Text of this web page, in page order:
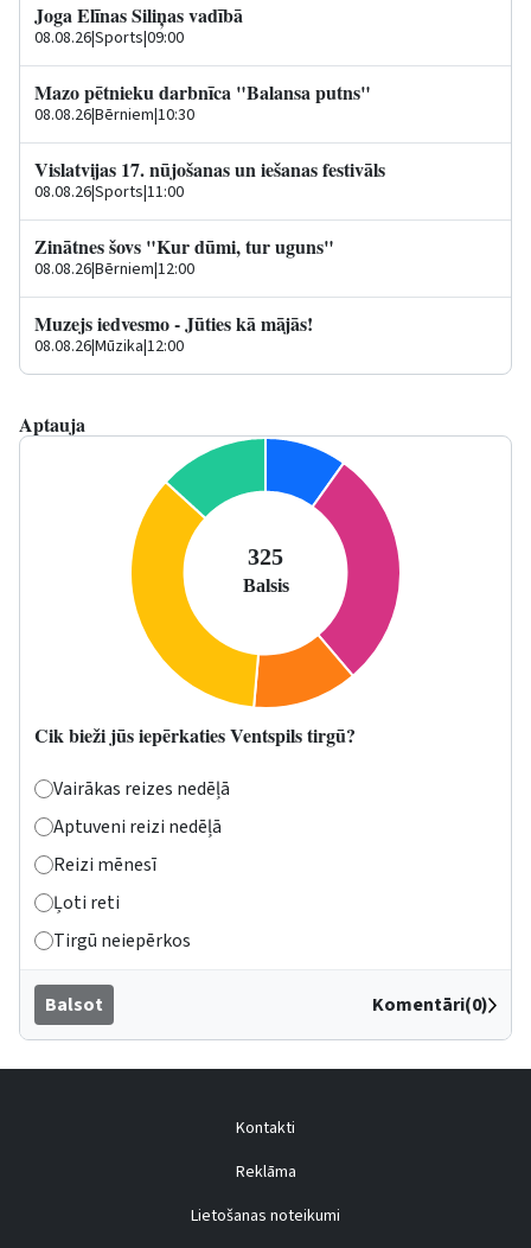
Joga Elīnas Siliņas vadībā
08.08.26|Sports|09:00
Mazo pētnieku darbnīca "Balansa putns"
08.08.26|Bērniem|10:30
Vislatvijas 17. nūjošanas un iešanas festivāls
08.08.26|Sports|11:00
Zinātnes šovs "Kur dūmi, tur uguns"
08.08.26|Bērniem|12:00
Muzejs iedvesmo - Jūties kā mājās!
08.08.26|Mūzika|12:00
Aptauja
Cik bieži jūs iepērkaties Ventspils tirgū?
Vairākas reizes nedēļā
Aptuveni reizi nedēļā
Reizi mēnesī
Ļoti reti
Tirgū neiepērkos
Balsot Komentāri(0)
Kontakti
Reklāma
Lietošanas noteikumi